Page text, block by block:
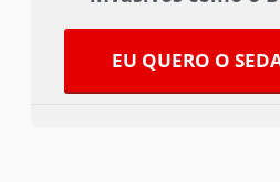
EU QUERO O